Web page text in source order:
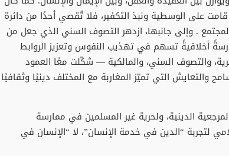
على الوسطية ونبذ التكفير، فلا تُقصي أحدًا من دائرة
. وإلى جانبها، ازدهر التصوف السني الذي جعل من
أخلاقيةً تسهم في تهذيب النفوس وتعزيز الروابط
والتصوف السني، والمالكية — شكّلت معًا العمود
والتعايش التي تميّز المغاربة مع المختلف دينيًا وثقافيًا
الدينية، ولحرية غير المسلمين في ممارسة
لتجربة “الدين في خدمة الإنسان”، لا “الإنسان في